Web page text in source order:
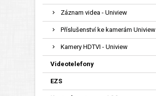
Záznam videa - Uniview
Příslušenství ke kamerám Uniview
Kamery HDTVI - Uniview
Videotelefony
EZS